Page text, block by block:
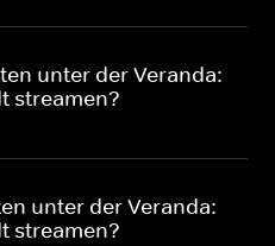
unter der Veranda:
streamen?
unter der Veranda:
streamen?